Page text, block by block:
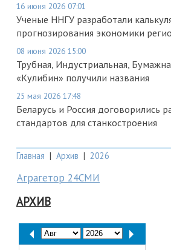
16 июня 2026 07:01
Ученые ННГУ разработали
прогнозирования экономики
08 июня 2026 15:00
Трубная, Индустриальная,
«Кулибин» получили названия
25 мая 2026 17:48
Беларусь и Россия договорились
стандартов для станкостроения
Главная | Архив | 2026
Аграгетор 24СМИ
АРХИВ